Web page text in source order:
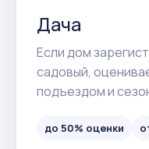
Дача
Если дом
садовый,
подъездом и
до 50% оценки